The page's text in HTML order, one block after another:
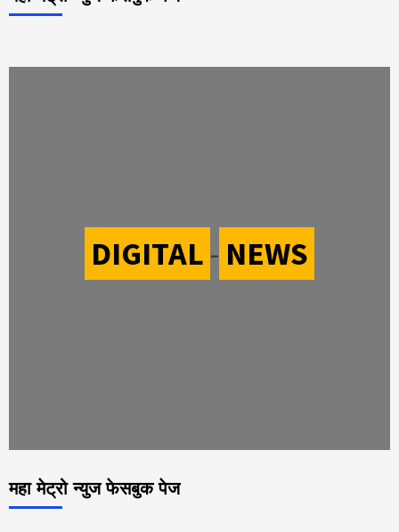
DIGITAL - NEWS
महा मेट्रो न्युज फेसबुक पेज